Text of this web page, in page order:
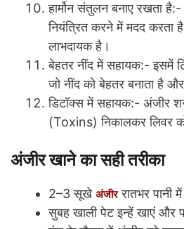
हार्मोन संतुलन बनाए रखता
नियंत्रित करने में मदद करता
लाभदायक है।
बेहतर नींद में सहायक:- इसमें
जो नींद को बेहतर बनाता है
डिटॉक्स में सहायक:- अंजीर
(Toxins) निकालकर लिवर
अंजीर खाने का सही तरीका
2–3 सूखे अंजीररातभर पानी में
सुबह खाली पेट इन्हें खाएं और